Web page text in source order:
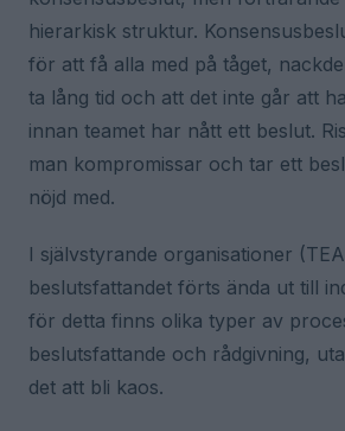
hierarkisk struktur.
för att få alla med på tåget,
ta lång tid och att det inte går att
innan teamet har nått ett beslut.
man kompromissar och tar ett
nöjd med.
I självstyrande organisationer
beslutsfattandet förts ända ut till
för detta finns olika typer av
beslutsfattande och rådgivning,
det att bli kaos.